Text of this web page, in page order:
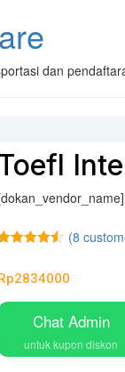
dan
on
(8
2834000
Chat Admin
untuk kupon diskon